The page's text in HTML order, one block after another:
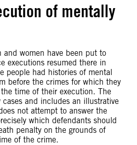
of mentally
women have been put to
executions resumed there in
people had histories of mental
before the crimes for which they
time of their execution. The
cases and includes an illustrative
not attempt to answer the
which defendants should
penalty on the grounds of
of the crime.